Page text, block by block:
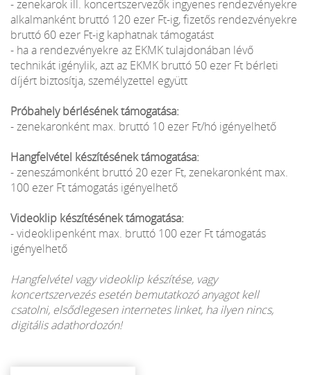
- zenekarok ill. koncertszervezők ingyenes rendezvényekre
alkalmanként bruttó 120 ezer Ft-ig, fizetős rendezvényekre
bruttó 60 ezer Ft-ig kaphatnak támogatást
- ha a rendezvényekre az EKMK tulajdonában lévő
technikát igénylik, azt az EKMK bruttó 50 ezer Ft bérleti
díjért biztosítja, személyzettel együtt
Próbahely bérlésének támogatása:
- zenekaronként max. bruttó 10 ezer Ft/hó igényelhető
Hangfelvétel készítésének támogatása:
- zeneszámonként bruttó 20 ezer Ft, zenekaronként max.
100 ezer Ft támogatás igényelhető
Videoklip készítésének támogatása:
- videoklipenként max. bruttó 100 ezer Ft támogatás
igényelhető
Hangfelvétel vagy videoklip készítése, vagy
koncertszervezés esetén bemutatkozó anyagot kell
csatolni, elsődlegesen internetes linket, ha ilyen nincs,
digitális adathordozón!